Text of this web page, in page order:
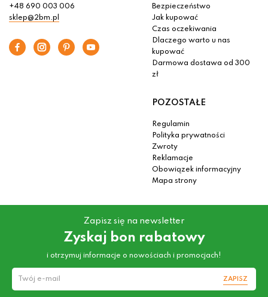
+48 690 003 006
sklep@2bm.pl
Bezpieczeństwo
Jak kupować
Czas oczekiwania
Dlaczego warto u nas
kupować
Darmowa dostawa od 300
zł
POZOSTAŁE
Regulamin
Polityka prywatności
Zwroty
Reklamacje
Obowiązek informacyjny
Mapa strony
Zapisz się na newsletter
Zyskaj bon rabatowy
i otrzymuj informacje o nowościach i promocjach!
ZAPISZ